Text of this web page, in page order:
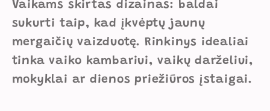
Vaikams skirtas dizainas: baldai
sukurti taip, kad įkvėptų jaunų
mergaičių vaizduotę. Rinkinys idealiai
tinka vaiko kambariui, vaikų darželiui,
mokyklai ar dienos priežiūros įstaigai.